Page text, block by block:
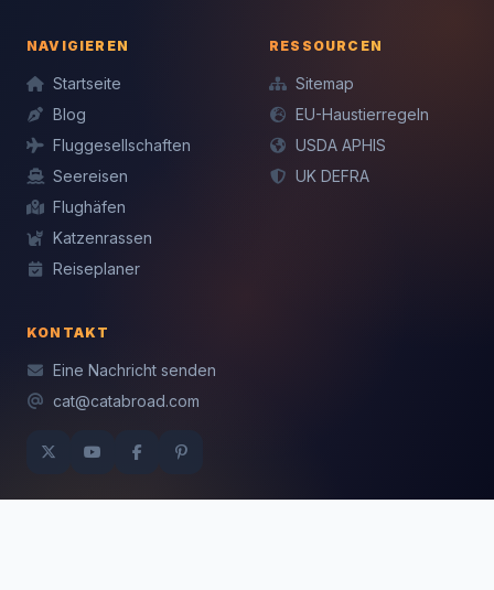
NAVIGIEREN
Startseite
Blog
Fluggesellschaften
Seereisen
Flughäfen
Katzenrassen
Reiseplaner
RESSOURCEN
Sitemap
EU-Haustierregeln
USDA APHIS
UK DEFRA
KONTAKT
Eine Nachricht senden
cat@catabroad.com